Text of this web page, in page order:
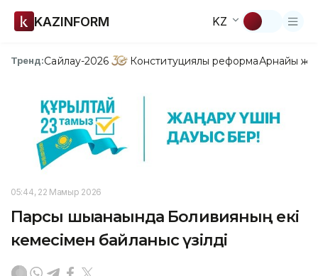
KAZINFORM KZ
Тренд:Сайлау-2026 Конституциялық реформаАрнайы
05:44, 22 Мамыр 2026
Парсы шығанағында Боливияның екі
кемесімен байланыс үзілді